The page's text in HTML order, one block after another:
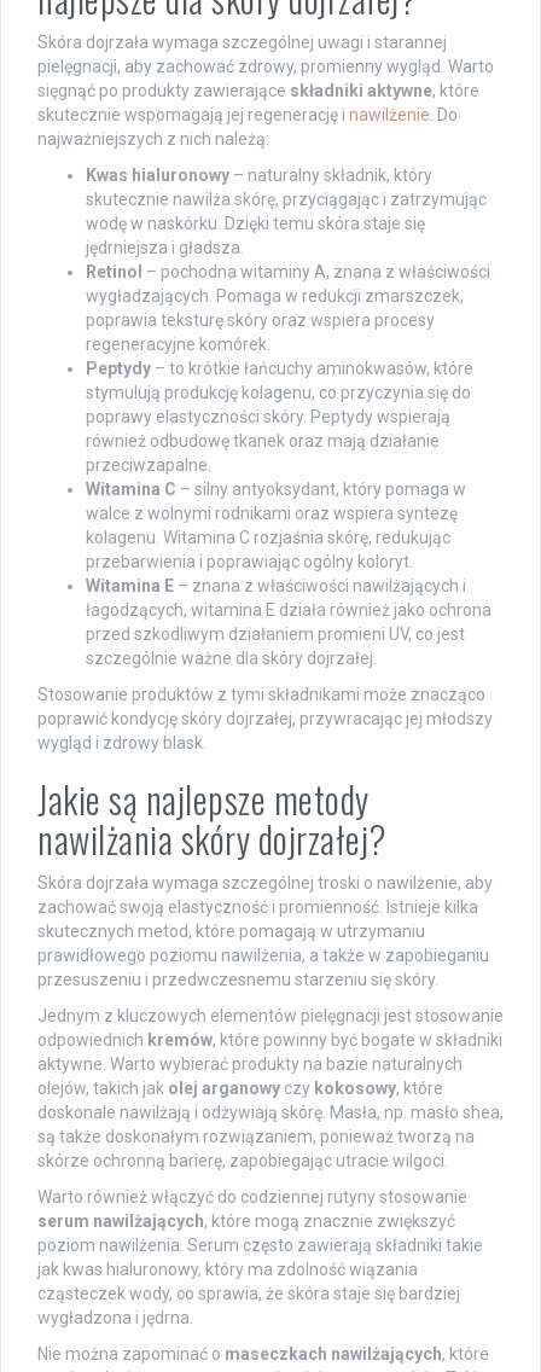
Skóra dojrzała wymaga szczególnej uwagi i starannej
pielęgnacji, aby zachować zdrowy, promienny wygląd. Warto
sięgnąć po produkty zawierające składniki aktywne, które
skutecznie wspomagają jej regenerację i nawilżenie . Do
najważniejszych z nich należą:
Kwas hialuronowy – naturalny składnik, który
skutecznie nawilża skórę, przyciągając i zatrzymując
wodę w naskórku. Dzięki temu skóra staje się
jędrniejsza i gładsza.
Retinol – pochodna witaminy A, znana z właściwości
wygładzających. Pomaga w redukcji zmarszczek,
poprawia teksturę skóry oraz wspiera procesy
regeneracyjne komórek.
Peptydy – to krótkie łańcuchy aminokwasów, które
stymulują produkcję kolagenu, co przyczynia się do
poprawy elastyczności skóry. Peptydy wspierają
również odbudowę tkanek oraz mają działanie
przeciwzapalne.
Witamina C – silny antyoksydant, który pomaga w
walce z wolnymi rodnikami oraz wspiera syntezę
kolagenu. Witamina C rozjaśnia skórę, redukując
przebarwienia i poprawiając ogólny koloryt.
Witamina E – znana z właściwości nawilżających i
łagodzących, witamina E działa również jako ochrona
przed szkodliwym działaniem promieni UV, co jest
szczególnie ważne dla skóry dojrzałej.
Stosowanie produktów z tymi składnikami może znacząco
poprawić kondycję skóry dojrzałej, przywracając jej młodszy
wygląd i zdrowy blask.
Jakie są najlepsze metody
nawilżania skóry dojrzałej?
Skóra dojrzała wymaga szczególnej troski o nawilżenie, aby
zachować swoją elastyczność i promienność. Istnieje kilka
skutecznych metod, które pomagają w utrzymaniu
prawidłowego poziomu nawilżenia, a także w zapobieganiu
przesuszeniu i przedwczesnemu starzeniu się skóry.
Jednym z kluczowych elementów pielęgnacji jest stosowanie
odpowiednich kremów, które powinny być bogate w składniki
aktywne. Warto wybierać produkty na bazie naturalnych
olejów, takich jak olej arganowy czy kokosowy, które
doskonale nawilżają i odżywiają skórę. Masła, np. masło shea,
są także doskonałym rozwiązaniem, ponieważ tworzą na
skórze ochronną barierę, zapobiegając utracie wilgoci.
Warto również włączyć do codziennej rutyny stosowanie
serum nawilżających, które mogą znacznie zwiększyć
poziom nawilżenia. Serum często zawierają składniki takie
jak kwas hialuronowy, który ma zdolność wiązania
cząsteczek wody, co sprawia, że skóra staje się bardziej
wygładzona i jędrna.
Nie można zapominać o maseczkach nawilżających, które